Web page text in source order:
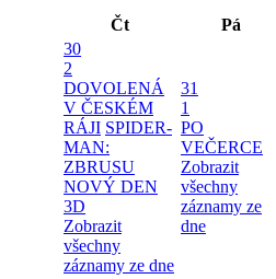
Čt Pá
30
2
DOVOLENÁ
V ČESKÉM
RÁJI SPIDER-
MAN:
ZBRUSU
NOVÝ DEN
3D
Zobrazit
všechny
záznamy ze dne
31
1
PO
VEČERCE
Zobrazit
všechny
záznamy ze
dne